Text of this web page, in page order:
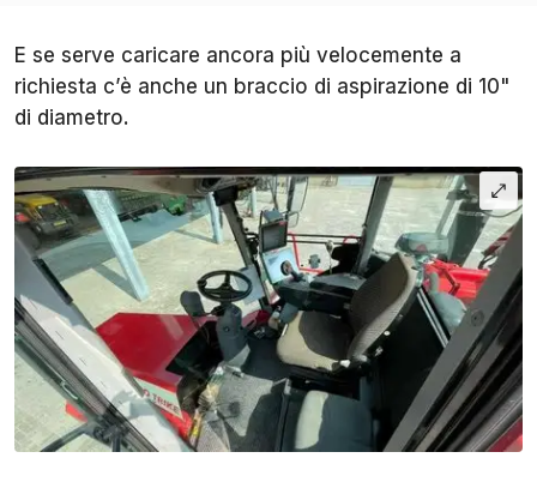
E se serve caricare ancora più velocemente a
richiesta c’è anche un braccio di aspirazione di 10"
di diametro.